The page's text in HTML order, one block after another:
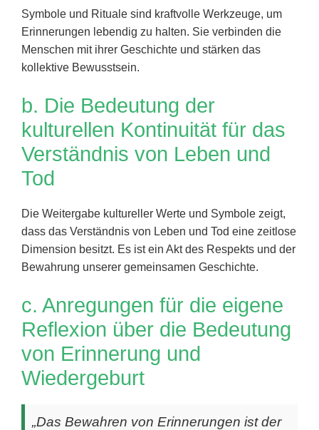
Symbole und Rituale sind kraftvolle Werkzeuge, um
Erinnerungen lebendig zu halten. Sie verbinden die
Menschen mit ihrer Geschichte und stärken das
kollektive Bewusstsein.
b. Die Bedeutung der
kulturellen Kontinuität für das
Verständnis von Leben und
Tod
Die Weitergabe kultureller Werte und Symbole zeigt,
dass das Verständnis von Leben und Tod eine zeitlose
Dimension besitzt. Es ist ein Akt des Respekts und der
Bewahrung unserer gemeinsamen Geschichte.
c. Anregungen für die eigene
Reflexion über die Bedeutung
von Erinnerung und
Wiedergeburt
„Das Bewahren von Erinnerungen ist der